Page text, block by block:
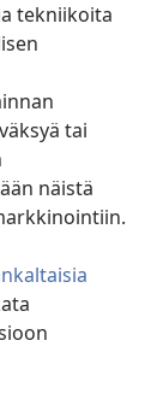
tekniikoita
tai
näistä
aina omalta
Jos
of Pennsylvania.